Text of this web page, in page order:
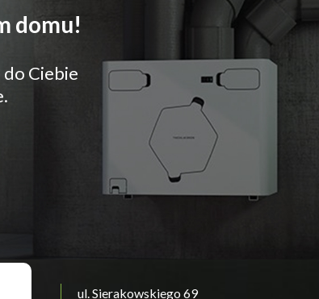
domu!
Ciebie
ul. Sierakowskiego 69